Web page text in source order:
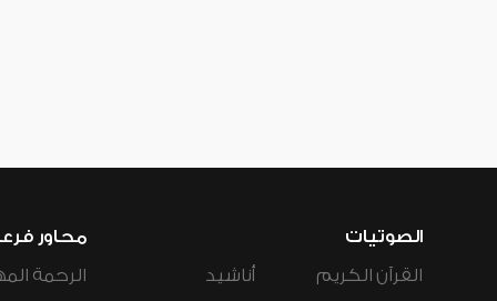
الصوتيات
القرآن الكريم
أناشيد
محاور
الرحمة